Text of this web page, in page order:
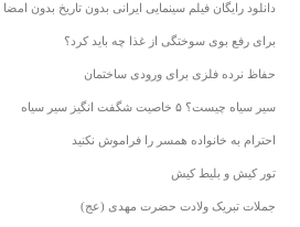
دانلود رایگان فیلم سینمایی ایرانی بدون تاریخ بدون امضا
برای رفع بوی سوختگی از غذا چه باید کرد؟
حفاظ نرده فلزی برای ورودی ساختمان
سیر سیاه چیست؟ ۵ خاصیت شگفت انگیز سیر سیاه
احترام به خانواده همسر را فراموش نکنید
تور کیش و بلیط کیش
جملات تبریک ولادت حضرت مهدی (عج)